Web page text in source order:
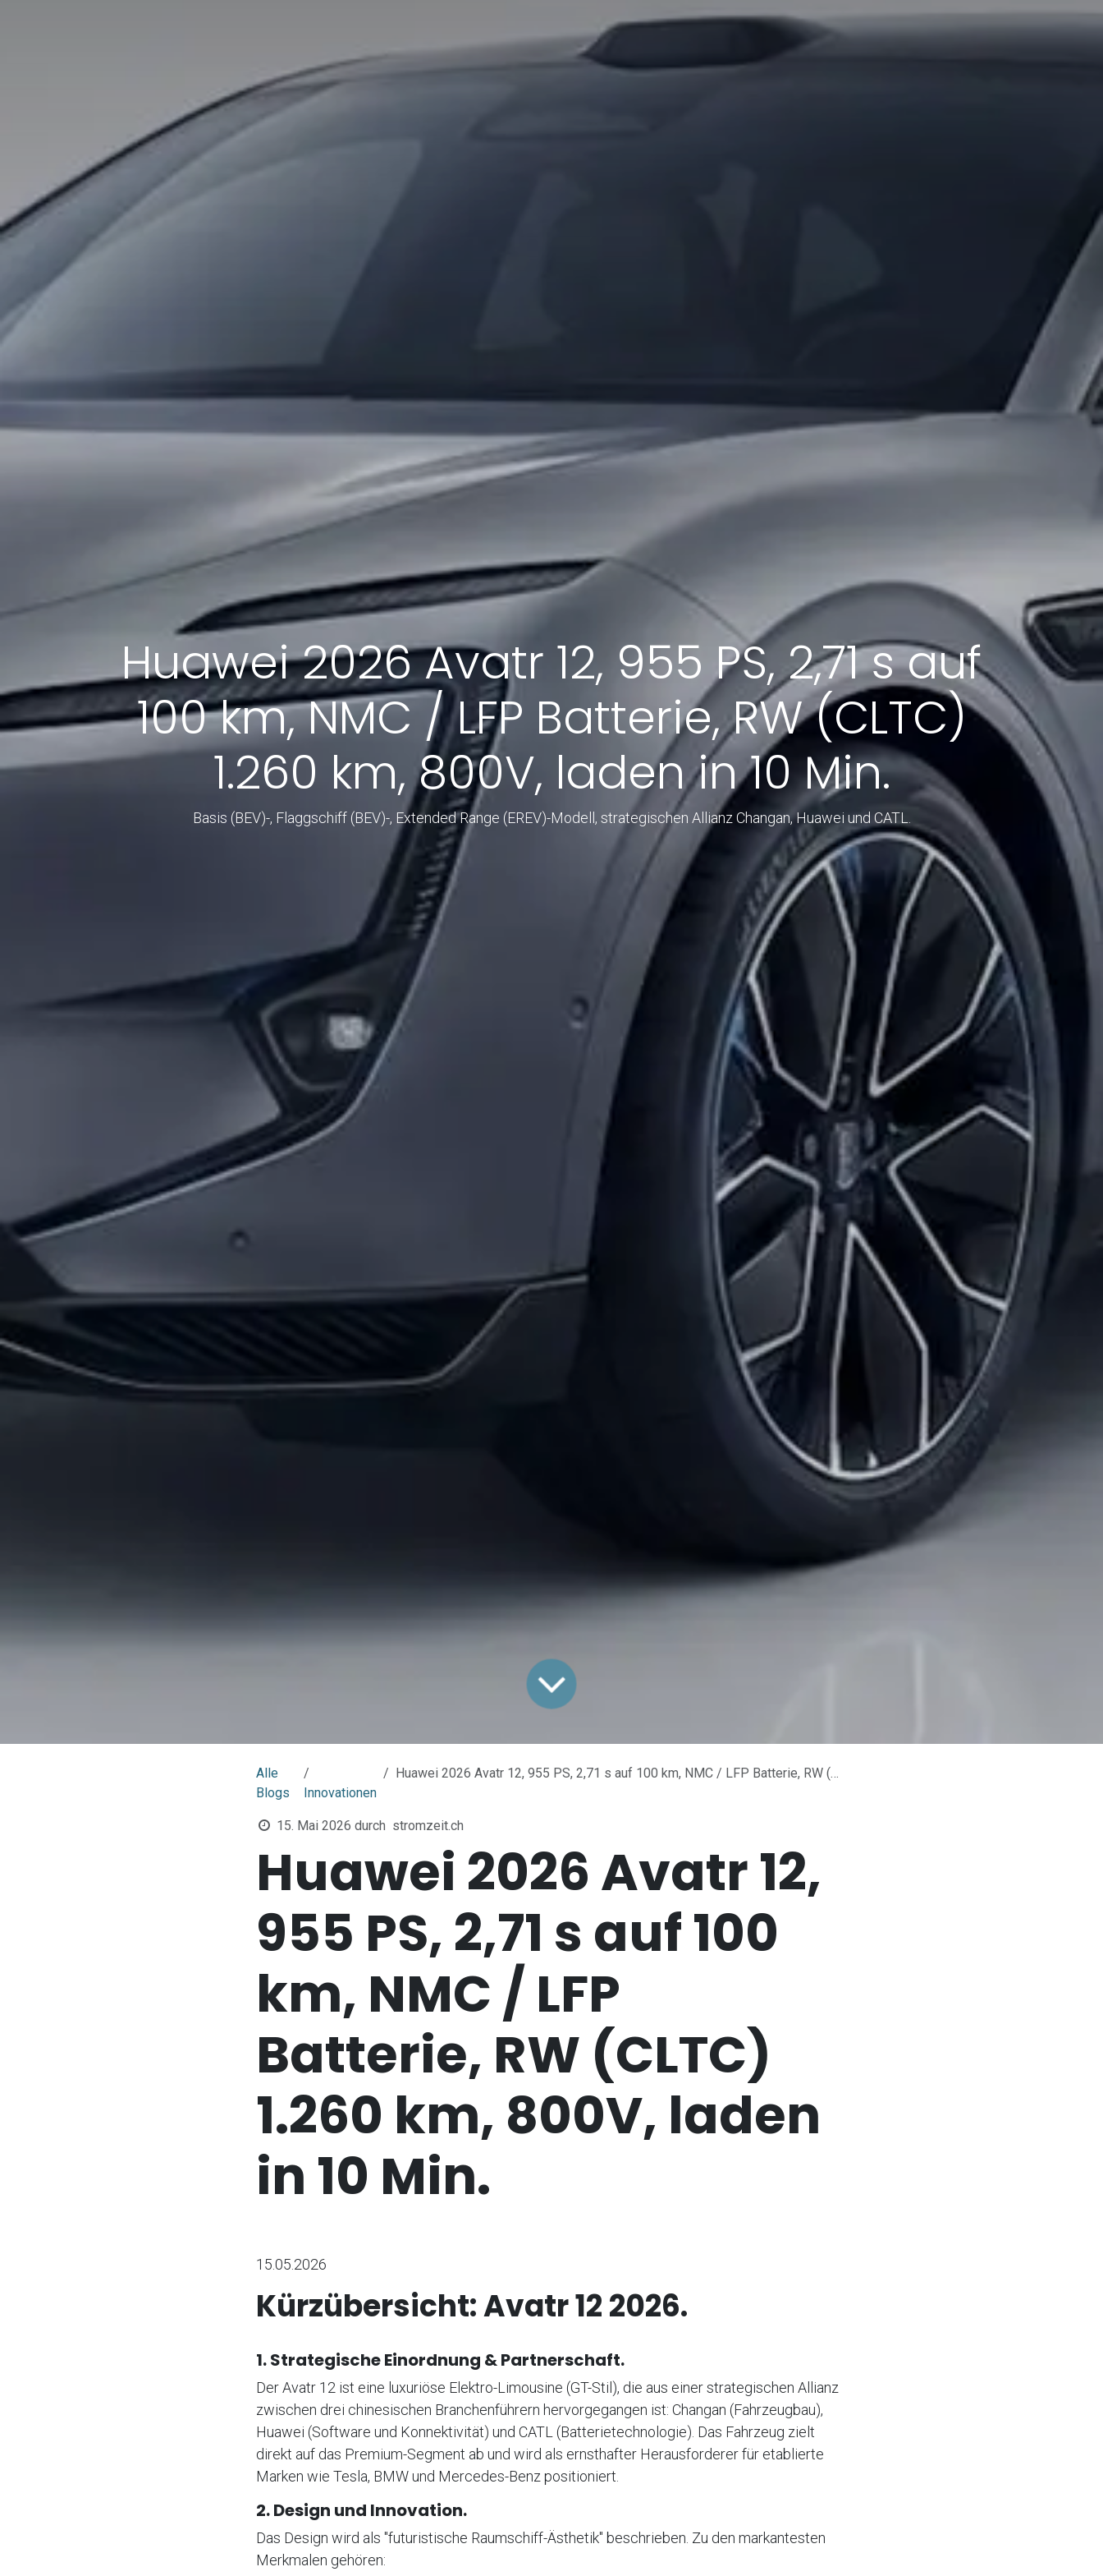
Huawei 2026 Avatr 12, 955 PS, 2,71 s auf
100 km, NMC / LFP Batterie, RW (CLTC)
1.260 km, 800V, laden in 10 Min.
Basis (BEV)-, Flaggschiff (BEV)-, Extended Range (EREV)-Modell, strategischen Allianz Changan, Huawei und CATL.
Alle
Blogs
Innovationen
Huawei 2026 Avatr 12, 955 PS, 2,71 s auf 100 km, NMC / LFP Batterie, RW (CLTC) 1.260 km, 800V, laden in 10 Min.
15. Mai 2026 durch stromzeit.ch
Huawei 2026 Avatr 12,
955 PS, 2,71 s auf 100
km, NMC / LFP
Batterie, RW (CLTC)
1.260 km, 800V, laden
in 10 Min.
15.05.2026
Kürzübersicht: Avatr 12 2026.
1. Strategische Einordnung & Partnerschaft.
Der Avatr 12 ist eine luxuriöse Elektro-Limousine (GT-Stil), die aus einer strategischen Allianz
zwischen drei chinesischen Branchenführern hervorgegangen ist: Changan (Fahrzeugbau),
Huawei (Software und Konnektivität) und CATL (Batterietechnologie). Das Fahrzeug zielt
direkt auf das Premium-Segment ab und wird als ernsthafter Herausforderer für etablierte
Marken wie Tesla, BMW und Mercedes-Benz positioniert.
2. Design und Innovation.
Das Design wird als "futuristische Raumschiff-Ästhetik" beschrieben. Zu den markantesten
Merkmalen gehören: